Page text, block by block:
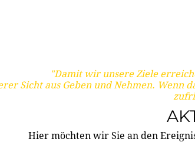
"Damit wir unsere Ziele
Sicht aus Geben und Nehmen.
Hier möchten wir Sie an den